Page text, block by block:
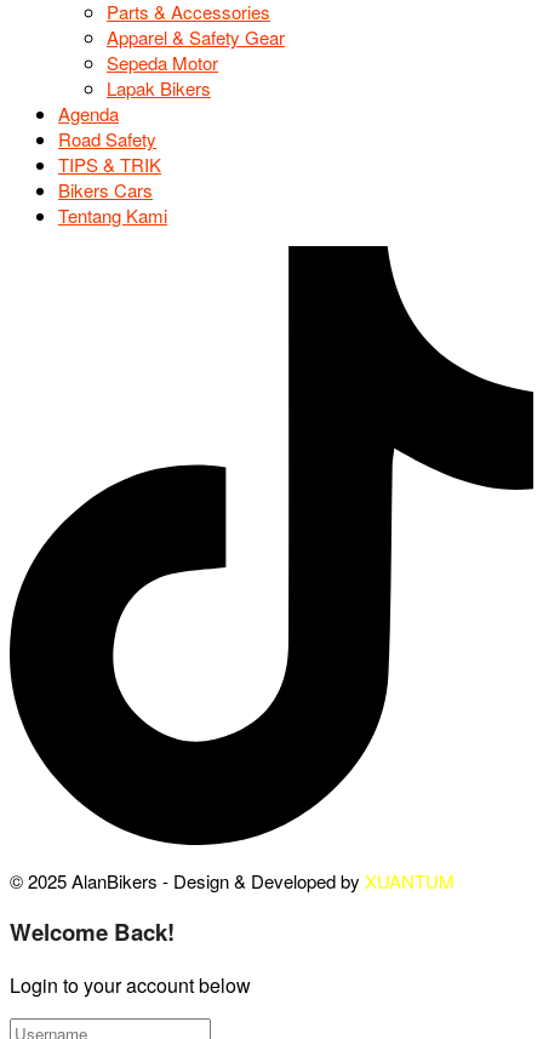
Parts & Accessories
Apparel & Safety Gear
Sepeda Motor
Lapak Bikers
Agenda
Road Safety
TIPS & TRIK
Bikers Cars
Tentang Kami
© 2025 AlanBikers - Design & Developed by XUANTUM
Welcome Back!
Login to your account below